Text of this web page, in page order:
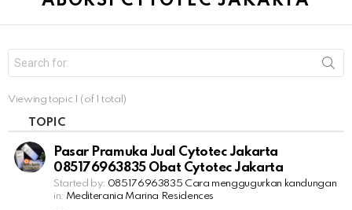
a
c
f
Viewing topic 1 (of 1 total)
TOPIC
Pasar Pramuka Jual Cytotec Jakarta ​​
085176963835 Obat Cytotec Jakarta
Started by: 085176963835​ Cara menggugurkan kandungan
in: Mediterania Marina Residences